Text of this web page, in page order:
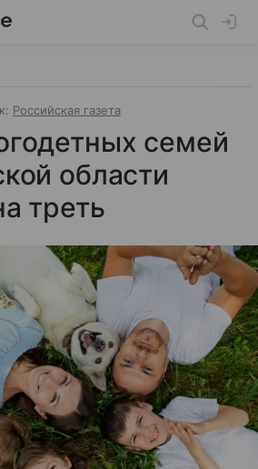
Российская газета
семей
области
треть